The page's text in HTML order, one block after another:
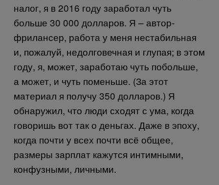
налог, я в 2016 году заработал чуть
больше 30 000 долларов. Я – автор-
фрилансер, работа у меня нестабильная
и, пожалуй, недолговечная и глупая; в этом
году, я, может, заработаю чуть побольше,
а может, и чуть поменьше. (За этот
материал я получу 350 долларов.) Я
обнаружил, что люди сходят с ума, когда
говоришь вот так о деньгах. Даже в эпоху,
когда почти у всех почти всё общее,
размеры зарплат кажутся интимными,
конфузными, личными.